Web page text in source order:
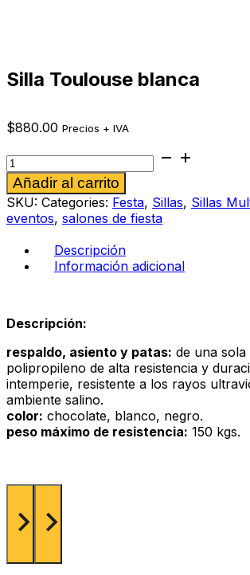
Silla Toulouse blanca
$880.00 Precios + IVA
Silla
Toulouse
blanca
cantidad
Añadir al carrito
SKU: Categories: Festa, Sillas, Sillas
eventos, salones de fiesta
Descripción
Información adicional
Descripción:
respaldo, asiento y patas: de una sola
polipropileno de alta resistencia y
intemperie, resistente a los rayos
ambiente salino.
color: chocolate, blanco, negro.
peso máximo de resistencia: 150 kgs.